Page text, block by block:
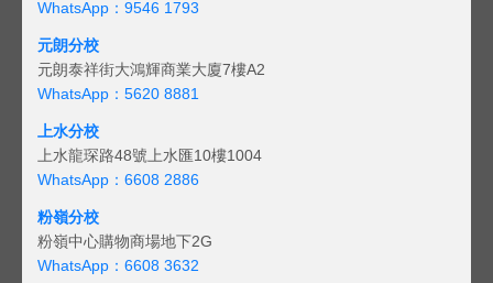
WhatsApp：9546 1793
元朗分校
元朗泰祥街大鴻輝商業大廈7樓A2
WhatsApp：5620 8881
上水分校
上水龍琛路48號上水匯10樓1004
WhatsApp：6608 2886
粉嶺分校
粉嶺中心購物商場地下2G
WhatsApp：6608 3632